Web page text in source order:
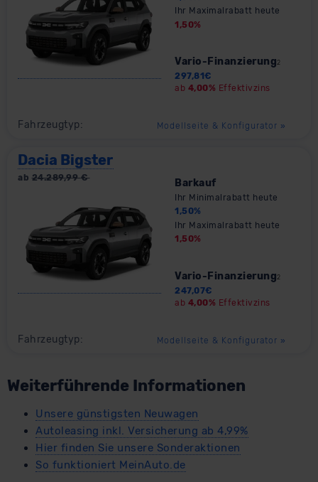
Standarddatenschutzklauseln (Art. 46 Abs. 2 lit. c
DSGVO) oder wenn Sie hierzu Ihre Einwilligung freiwillig
erteilen. Nähere Informationen zu den bestehenden
Datenschutzklauseln können Sie über den Kontakt zu
unserem Datenschutzbeauftragten unter
datenschutz@meinauto.de anfordern.
Datenschutzerklärung Impressum
Ihr Maximalrabatt heute
1,50%
Vario-Finanzierung 2
297,81 €
ab 4,00% Effektivzins
Fahrzeugtyp: Modellseite & Konfigurator »
Dacia Bigster
ab 24.289,99€ Barkauf
Ihr Minimalrabatt heute
1,50%
Ihr Maximalrabatt heute
1,50%
Vario-Finanzierung 2
247,07€
ab 4,00% Effektivzins
Fahrzeugtyp: Modellseite & Konfigurator »
Weiterführende Informationen
Unsere günstigsten Neuwagen
Autoleasing inkl. Versicherung ab 4,99%
Hier finden Sie unsere Sonderaktionen
So funktioniert MeinAuto.de